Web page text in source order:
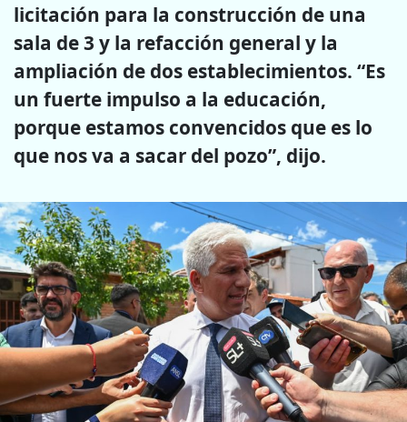
licitación para la construcción de una
sala de 3 y la refacción general y la
ampliación de dos establecimientos. “Es
un fuerte impulso a la educación,
porque estamos convencidos que es lo
que nos va a sacar del pozo”, dijo.